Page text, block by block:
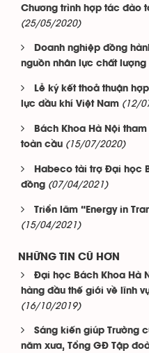
Chương trình hợp tác đào
(25/05/2020)
Doanh nghiệp đồng
nguồn nhân lực chất
Lễ ký kết thoả thuận
lực dầu khí Việt Nam (12/
Bách Khoa Hà Nội
toàn cầu (15/07/2020)
Habeco tài trợ Đại học
đồng (07/04/2021)
Triển lãm “Energy in
(15/04/2021)
NHỮNG TIN CŨ HƠN
Đại học Bách Khoa Hà
hàng đầu thế giới về lĩnh
(16/10/2019)
Sáng kiến giúp Trường
năm xưa, Tổng GĐ Tập